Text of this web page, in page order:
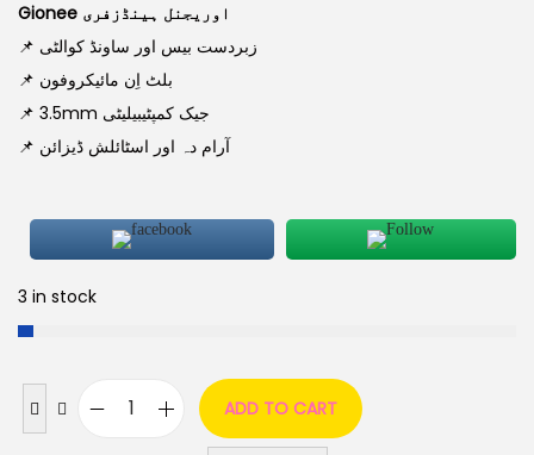
Gionee اوریجنل ہینڈزفری
📌 زبردست بیس اور ساونڈ کوالٹی
📌 بلٹ اِن مائیکروفون
📌 3.5mm جیک کمپٹیبیلیٹی
📌 آرام دہ اور اسٹائلش ڈیزائن
3 in stock
ADD TO CART